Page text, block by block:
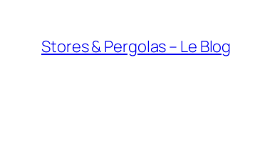
contenu
Stores & Pergolas – Le Blog